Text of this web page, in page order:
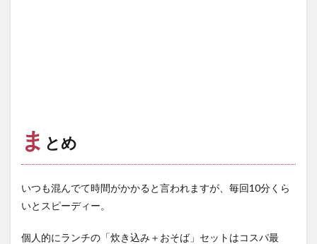
ま とめ
いつも混んでて時間がかかると言われますが、毎回10分くら
いとスピーディー。
個人的にランチの「炊き込み＋おそば」セットはコスパ最